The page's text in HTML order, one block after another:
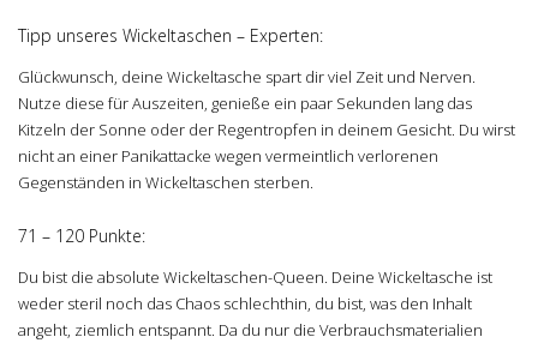
Tipp unseres Wickeltaschen – Experten:
Glückwunsch, deine Wickeltasche spart dir viel Zeit und Nerven.
Nutze diese für Auszeiten, genieße ein paar Sekunden lang das
Kitzeln der Sonne oder der Regentropfen in deinem Gesicht. Du wirst
nicht an einer Panikattacke wegen vermeintlich verlorenen
Gegenständen in Wickeltaschen sterben.
71 – 120 Punkte:
Du bist die absolute Wickeltaschen-Queen. Deine Wickeltasche ist
weder steril noch das Chaos schlechthin, du bist, was den Inhalt
angeht, ziemlich entspannt. Da du nur die Verbrauchsmaterialien